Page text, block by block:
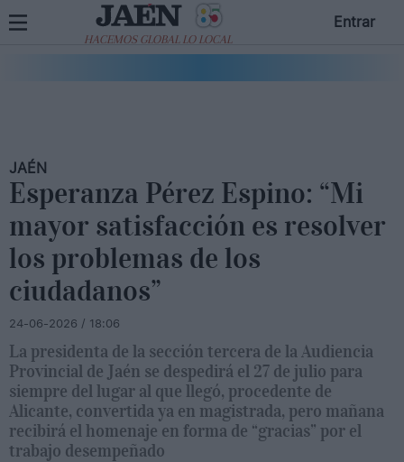
HACEMOS GLOBAL LO LOCAL
Entrar
JAÉN
Esperanza Pérez Espino: “Mi
mayor satisfacción es resolver
los problemas de los
ciudadanos”
24-06-2026 / 18:06
La presidenta de la sección tercera de la Audiencia
Provincial de Jaén se despedirá el 27 de julio para
siempre del lugar al que llegó, procedente de
Alicante, convertida ya en magistrada, pero mañana
recibirá el homenaje en forma de “gracias” por el
trabajo desempeñado